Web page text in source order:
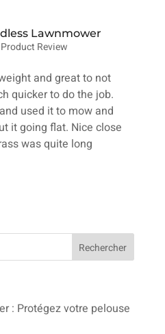
Lawnmower
Product Review
and great to not
quicker to do the job.
used it to mow and
it going flat. Nice close
was quite long
: Protégez votre pelouse